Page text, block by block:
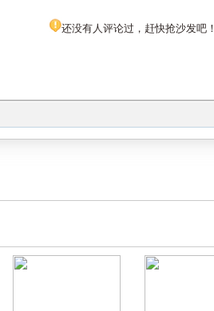
还没有人评论过，赶快抢沙发吧！